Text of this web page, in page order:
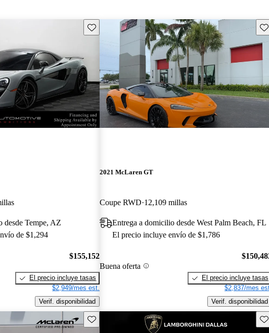
Guarda este Aviso
desde Tempe, AZ
de $1,294
$155,152
El precio incluye tasas
$2,949/mes est.
Verif. disponibilidad
2021 McLaren GT
Coupe RWD 12,109 millas
Entrega a domicilio desde West Palm Beach, FL
El precio incluye envío de $1,786
Buena oferta
El precio incluye tasas
$2,837/mes
Verif. disponibilidad
Guarda este Aviso